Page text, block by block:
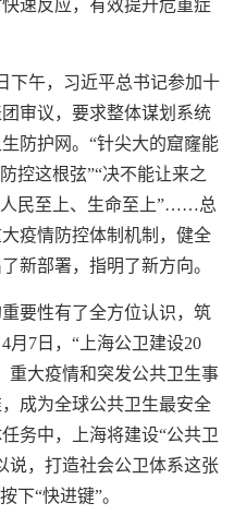
速反应，有效提升危重症
下午，习近平总书记参加十
审议，要求整体谋划系统
防护网。“针尖大的窟窿能
控这根弦”“决不能让来之
人民至上、生命至上”……总
疫情防控体制机制，健全
新部署，指明了新方向。
要性有了全方位认识，筑
月7日，“上海公卫建设20
重大疫情和突发公共卫生事
成为全球公共卫生最安全
务中，上海将建设“公共卫
说，打造社会公卫体系这张
下“快进键”。